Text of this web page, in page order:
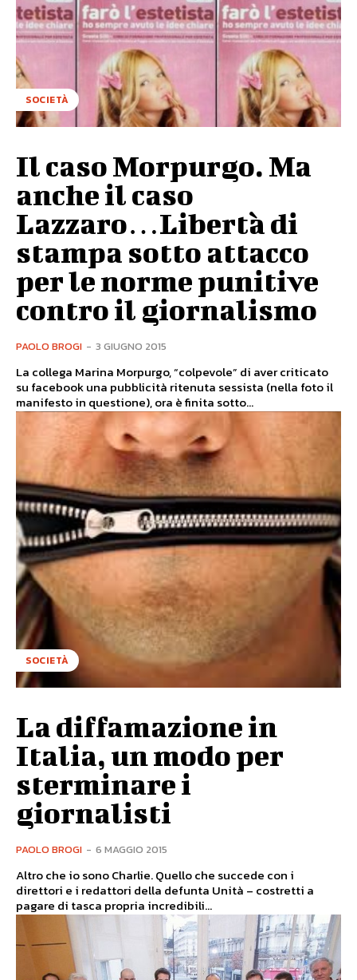
SOCIETÀ
Il caso Morpurgo. Ma
anche il caso
Lazzaro…Libertà di
stampa sotto attacco
per le norme punitive
contro il giornalismo
PAOLO BROGI - 3 GIUGNO 2015
La collega Marina Morpurgo, “colpevole” di aver criticato
su facebook una pubblicità ritenuta sessista (nella foto il
manifesto in questione), ora è finita sotto...
SOCIETÀ
La diffamazione in
Italia, un modo per
sterminare i
giornalisti
PAOLO BROGI - 6 MAGGIO 2015
Altro che io sono Charlie. Quello che succede con i
direttori e i redattori della defunta Unità – costretti a
pagare di tasca propria incredibili...